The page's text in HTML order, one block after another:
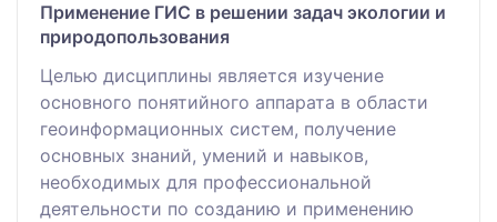
Применение ГИС в решении задач экологии и
природопользования
Целью дисциплины является изучение
основного понятийного аппарата в области
геоинформационных систем, получение
основных знаний, умений и навыков,
необходимых для профессиональной
деятельности по созданию и применению